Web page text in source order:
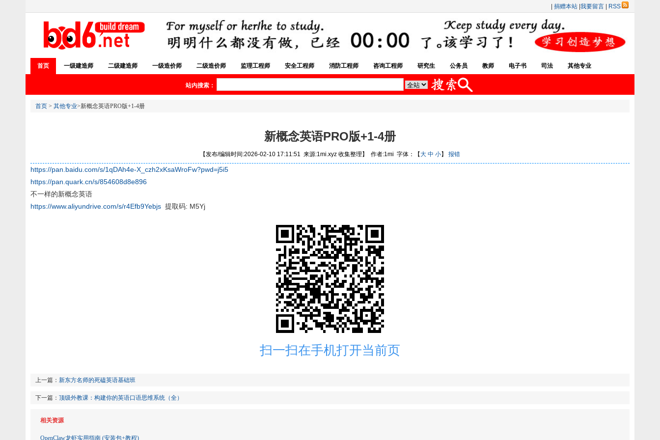
捐赠本站 我要留言 RSS
首页 一级建造师 二级建造师 一级造价师 二级造价师 监理工程师 安全工程师 消防工程师 咨询工程师 研究生 公务员 教师 电子书 司法 其他专业
站内搜索：
首页 > 其他专业>新概念英语PRO版+1-4册
新概念英语PRO版+1-4册
【发布/编辑时间:2026-02-10 17:11:51 来源:1mi.xyz 收集整理】 作者:1mi 字体：【大 中 小】 报错
https://pan.baidu.com/s/1qDAh4e-X_czh2xKsaWroFw?pwd=j5i5
https://pan.quark.cn/s/854608d8e896
不一样的新概念英语
https://www.aliyundrive.com/s/r4Efb9Yebjs 提取码: M5Yj
扫一扫在手机打开当前页
上一篇： 新东方名师的死磕英语基础班
下一篇： 顶级外教课：构建你的英语口语思维系统（全）
相关资源
OpenClaw龙虾实用指南 (安装包+教程)